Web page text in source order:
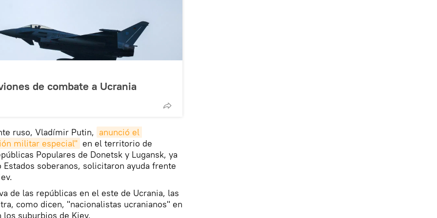
de combate a Ucrania
ruso, Vladímir Putin, anunció el
militar especial" en el territorio de
Populares de Donetsk y Lugansk, ya
soberanos, solicitaron ayuda frente
de las repúblicas en el este de Ucrania, las
como dicen, "nacionalistas ucranianos" en
suburbios de Kiev.